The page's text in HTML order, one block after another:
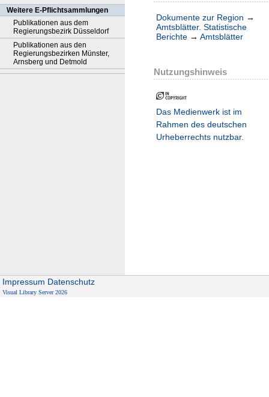
Weitere E-Pflichtsammlungen
Publikationen aus dem
Regierungsbezirk Düsseldorf
Publikationen aus den
Regierungsbezirken Münster,
Arnsberg und Detmold
Dokumente zur Region →
Amtsblätter. Statistische
Berichte → Amtsblätter
Nutzungshinweis
Das Medienwerk ist im
Rahmen des deutschen
Urheberrechts nutzbar.
Impressum Datenschutz
Visual Library Server 2026